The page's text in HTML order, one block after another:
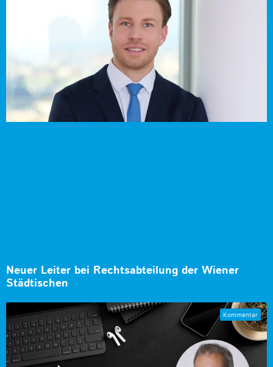
Neuer Leiter bei Rechtsabteilung der Wiener
Städtischen